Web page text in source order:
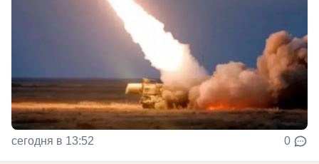
сегодня в 13:52 0